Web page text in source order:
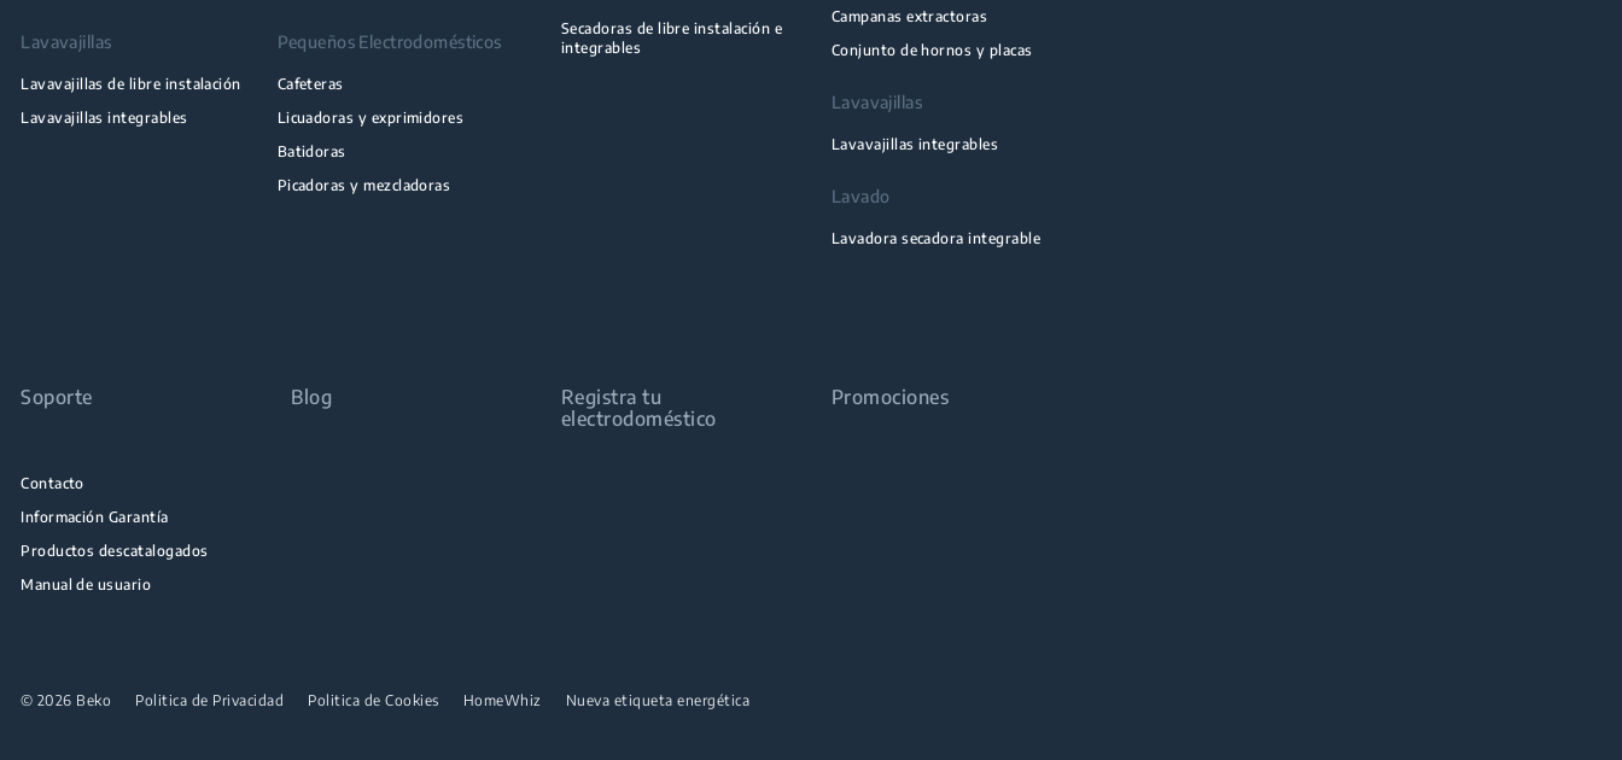
Lavavajillas
Lavavajillas de libre instalación
Lavavajillas integrables
Pequeños Electrodomésticos
Cafeteras
Licuadoras y exprimidores
Batidoras
Picadoras y mezcladoras
Secadoras de libre instalación e
integrables
Campanas extractoras
Conjunto de hornos y placas
Lavavajillas
Lavavajillas integrables
Lavado
Lavadora secadora integrable
Soporte
Contacto
Información Garantía
Productos descatalogados
Manual de usuario
Blog
Registra tu
electrodoméstico
Promociones
© 2026 Beko Politica de Privacidad Politica de Cookies HomeWhiz Nueva etiqueta energética